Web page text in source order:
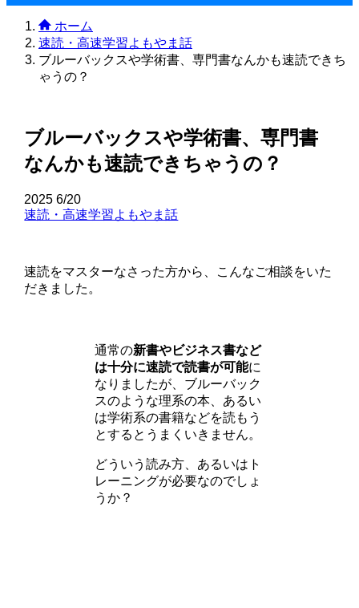
ホーム
速読・高速学習よもやま話
ブルーバックスや学術書、専門書なんかも速読できち
ゃうの？
ブルーバックスや学術書、専門書
なんかも速読できちゃうの？
2025 6/20
速読・高速学習よもやま話
速読をマスターなさった方から、こんなご相談をいた
だきました。
通常の新書やビジネス書など
は十分に速読で読書が可能に
なりましたが、ブルーバック
スのような理系の本、あるい
は学術系の書籍などを読もう
とするとうまくいきません。
どういう読み方、あるいはト
レーニングが必要なのでしょ
うか？